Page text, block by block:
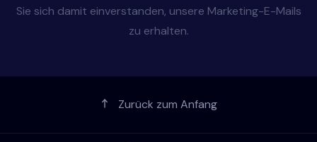
Sie sich damit einverstanden, unsere Marketing-E-Mails
zu erhalten.
Zurück zum Anfang